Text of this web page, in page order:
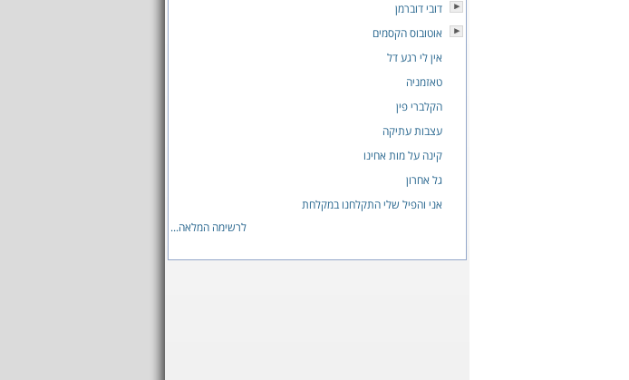
דובי דוברמן
אוטובוס הקסמים
אין לי רגע דל
טאזמניה
הקלברי פין
עצבות עתיקה
קינה על מות אחינו
גל אחרון
אני והפיל שלי התקלחנו במקלחת
לרשימה המלאה...